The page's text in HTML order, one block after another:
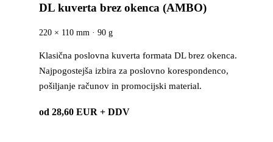
DL kuverta brez okenca (AMBO)
220 × 110 mm · 90 g
Klasična poslovna kuverta formata DL brez okenca.
Najpogostejša izbira za poslovno korespondenco,
pošiljanje računov in promocijski material.
od 28,60 EUR + DDV